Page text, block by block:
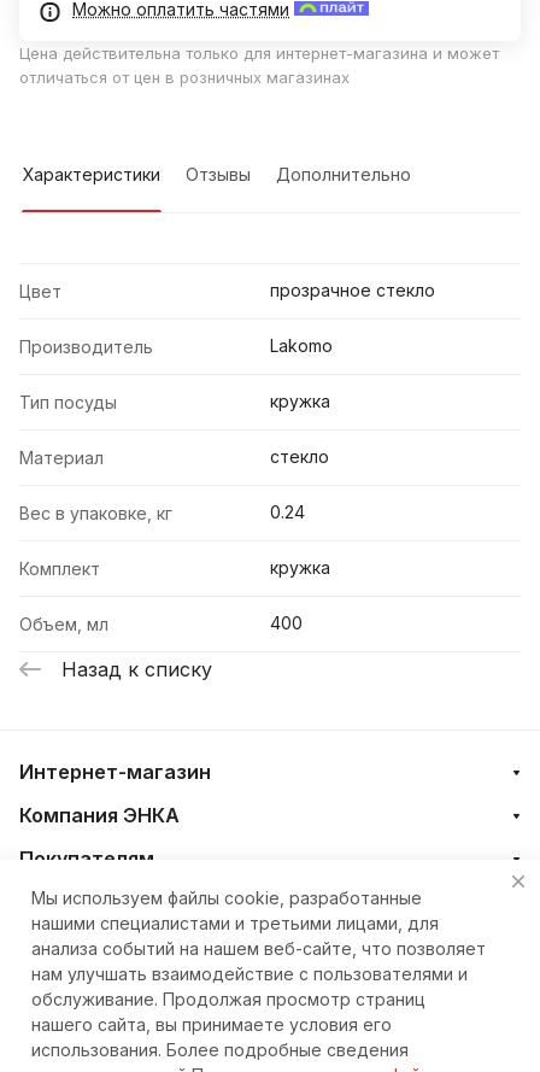
Можно оплатить частями
Цена действительна только для интернет-магазина и может
отличаться от цен в розничных магазинах
Характеристики Отзывы Дополнительно
Цвет прозрачное стекло
Производитель Lakomo
Тип посуды кружка
Материал стекло
Вес в упаковке, кг 0.24
Комплект кружка
Объем, мл 400
Назад к списку
Интернет-магазин
Компания ЭНКА
Покупателям
+7 (4212) 23-33-33
eshop@nkteh.ru
Мы используем файлы cookie, разработанные
нашими специалистами и третьими лицами, для
анализа событий на нашем веб-сайте, что позволяет
нам улучшать взаимодействие с пользователями и
обслуживание. Продолжая просмотр страниц
нашего сайта, вы принимаете условия его
использования. Более подробные сведения